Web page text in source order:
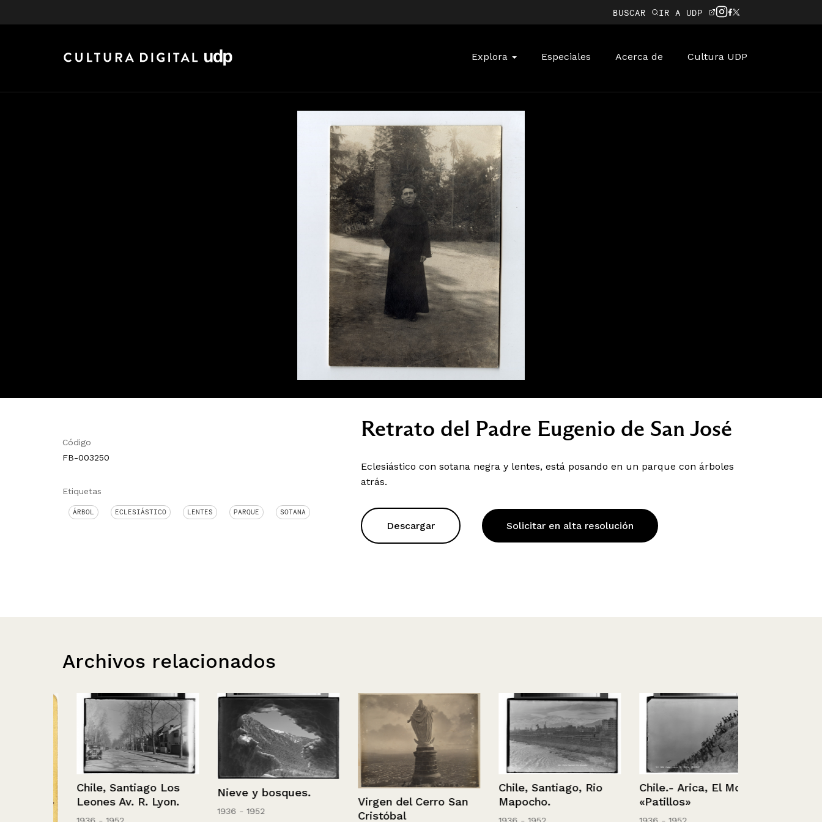
BUSCAR IR A UDP
Explora Especiales Acerca de Cultura UDP
Código
FB-003250
Etiquetas
ÁRBOL ECLESIÁSTICO LENTES PARQUE SOTANA
Retrato del Padre Eugenio de San José
Eclesiástico con sotana negra y lentes, está posando en un parque con árboles
atrás.
Descargar Solicitar en alta resolución
Archivos relacionados
Chile, Santiago Los
Leones Av. R. Lyon.
Nieve y bosques.
1936 - 1952
Virgen del Cerro San
Cristóbal
Chile, Santiago, Rio
Mapocho.
Chile.- Arica, El Morro
«Patillos»